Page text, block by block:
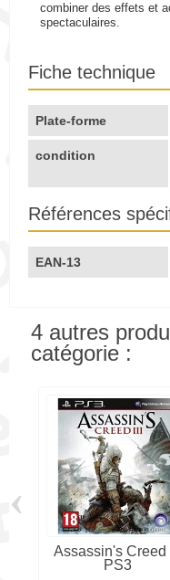
combiner des effets et
spectaculaires.
Fiche technique
Plate-forme
condition
Références
EAN-13
4 autres
catégorie :
Assassin's Creed
PS3
‹